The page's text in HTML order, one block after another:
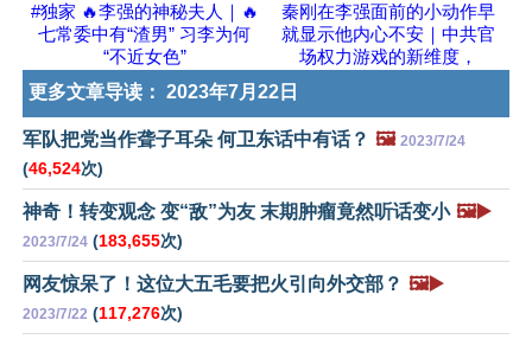
#独家 🔥李强的神秘夫人｜🔥
七常委中有“渣男” 习李为何
“不近女色”
秦刚在李强面前的小动作早
就显示他内心不安｜中共官
场权力游戏的新维度，
更多文章导读： 2023年7月22日
军队把党当作聋子耳朵 何卫东话中有话？ 🖼️ 2023/7/24
(46,524次)
神奇！转变观念 变“敌”为友 末期肿瘤竟然听话变小 🖼️▶️
2023/7/24 (183,655次)
网友惊呆了！这位大五毛要把火引向外交部？ 🖼️▶️
2023/7/22 (117,276次)